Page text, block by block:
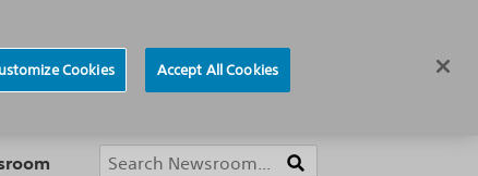
Cookies Accept All Cookies